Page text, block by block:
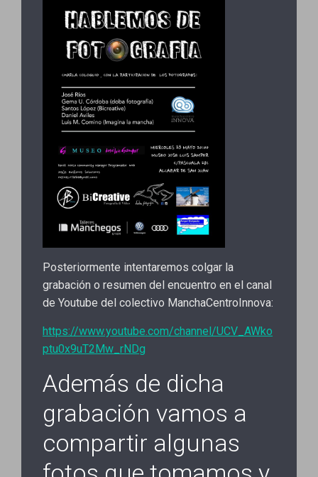
Posteriormente intentaremos colgar la
grabación o resumen del encuentro en el canal
de Youtube del colectivo ManchaCentroInnova:
https://www.youtube.com/channel/UCV_AWko
ptu0x9uT2Mw_rNDg
Además de dicha
grabación vamos a
compartir algunas